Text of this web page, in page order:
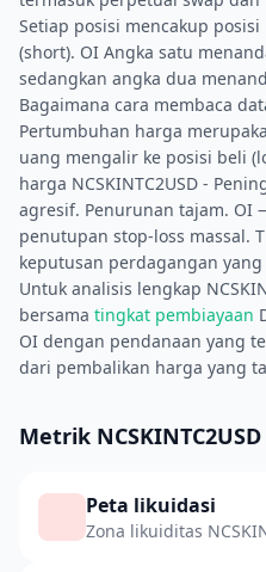
Setiap posisi mencakup
(short). OI Angka satu
sedangkan angka dua
Bagaimana cara membaca
Pertumbuhan harga
uang mengalir ke posisi beli
harga NCSKINTC2USD -
agresif. Penurunan tajam. OI
penutupan stop-loss massal.
keputusan perdagangan
Untuk analisis lengkap
bersama tingkat pembiayaan
OI dengan pendanaan yang
dari pembalikan harga yang
Metrik NCSKINTC2USD
Peta likuidasi
Zona likuiditas